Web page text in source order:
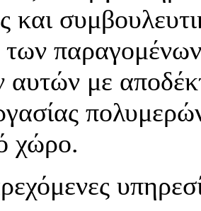
και
των
αυτών με
χώρο.